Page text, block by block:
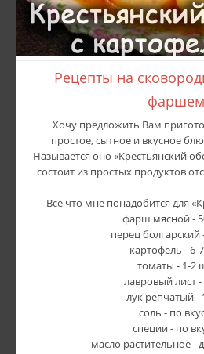
Рецепты на
фаршем
Хочу предложить Вам
простое, сытное и вкусное
Называется оно «Крестьянский
состоит из простых продуктов
Все что мне понадобится для
фарш мясной -
перец болгарский
картофель - 6-
томаты - 1-2
лавровый лист
лук репчатый -
соль - по
специи - по
масло растительное -